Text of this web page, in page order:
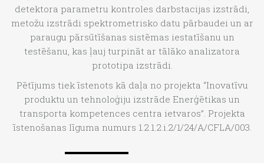
detektora parametru kontroles darbstacijas izstrādi,
metožu izstrādi spektrometrisko datu pārbaudei un ar
paraugu pārsūtīšanas sistēmas iestatīšanu un
testēšanu, kas ļauj turpināt ar tālāko analizatora
prototipa izstrādi.
Pētījums tiek īstenots kā daļa no projekta “Inovatīvu
produktu un tehnoloģiju izstrāde Enerģētikas un
transporta kompetences centra ietvaros”. Projekta
īstenošanas līguma numurs 1.2.1.2.i.2/1/24/A/CFLA/003.